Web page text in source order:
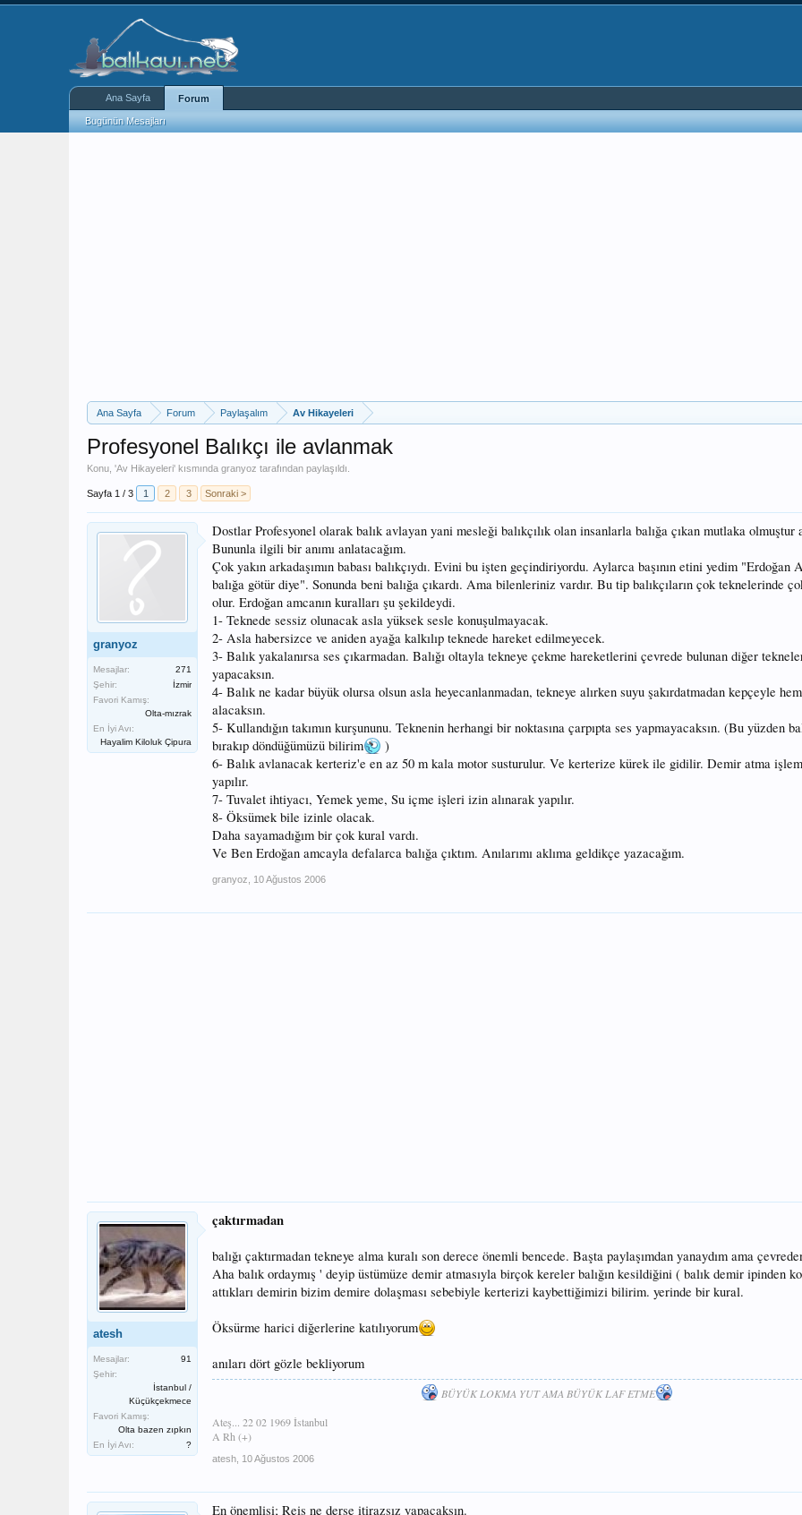
Ana Sayfa Forum Paylaşalım Av Hikayeleri
Profesyonel Balıkçı ile avlanmak
Konu, 'Av Hikayeleri' kısmında granyoz tarafından paylaşıldı.
Sayfa 1 / 3 1 2 3 Sonraki >
granyoz
Mesajlar:
271
Şehir:
İzmir
Favori Kamış:
Olta-mızrak
En İyi Avı:
Hayalim Kiloluk Çipura
Dostlar Profesyonel olarak balık avlayan yani mesleği balıkçılık olan insanlarla balığa çıkan mutlaka olmuştur
Bununla ilgili bir anımı anlatacağım.
Çok yakın arkadaşımın babası balıkçıydı. Evini bu işten geçindiriyordu. Aylarca başının etini yedim "Erdoğan
balığa götür diye". Sonunda beni balığa çıkardı. Ama bilenleriniz vardır. Bu tip balıkçıların çok teknelerinde
olur. Erdoğan amcanın kuralları şu şekildeydi.
1- Teknede sessiz olunacak asla yüksek sesle konuşulmayacak.
2- Asla habersizce ve aniden ayağa kalkılıp teknede hareket edilmeyecek.
3- Balık yakalanırsa ses çıkarmadan. Balığı oltayla tekneye çekme hareketlerini çevrede bulunan diğer
yapacaksın.
4- Balık ne kadar büyük olursa olsun asla heyecanlanmadan, tekneye alırken suyu şakırdatmadan kepçeyle
alacaksın.
5- Kullandığın takımın kurşununu. Teknenin herhangi bir noktasına çarpıpta ses yapmayacaksın. (Bu yüzden
bırakıp döndüğümüzü bilirim
)
6- Balık avlanacak kerteriz'e en az 50 m kala motor susturulur. Ve kerterize kürek ile gidilir. Demir atma
yapılır.
7- Tuvalet ihtiyacı, Yemek yeme, Su içme işleri izin alınarak yapılır.
8- Öksümek bile izinle olacak.
Daha sayamadığım bir çok kural vardı.
Ve Ben Erdoğan amcayla defalarca balığa çıktım. Anılarımı aklıma geldikçe yazacağım.
granyoz 10 Ağustos 2006
atesh
Mesajlar:
91
Şehir:
İstanbul /
Küçükçekmece
Favori Kamış:
Olta bazen zıpkın
En İyi Avı:
?
çaktırmadan
balığı çaktırmadan tekneye alma kuralı son derece önemli bencede. Başta paylaşımdan yanaydım ama
Aha balık ordaymış ' deyip üstümüze demir atmasıyla birçok kereler balığın kesildiğini ( balık demir ipinden
attıkları demirin bizim demire dolaşması sebebiyle kerterizi kaybettiğimizi bilirim. yerinde bir kural.
Öksürme harici diğerlerine katılıyorum
anıları dört gözle bekliyorum
BÜYÜK LOKMA YUT AMA BÜYÜK LAF ETME
Ateş... 22 02 1969 İstanbul
A Rh (+)
atesh 10 Ağustos 2006
En önemlisi; Reis ne derse itirazsız yapacaksın.
Ana Sayfa Forum
Bugünün Mesajları